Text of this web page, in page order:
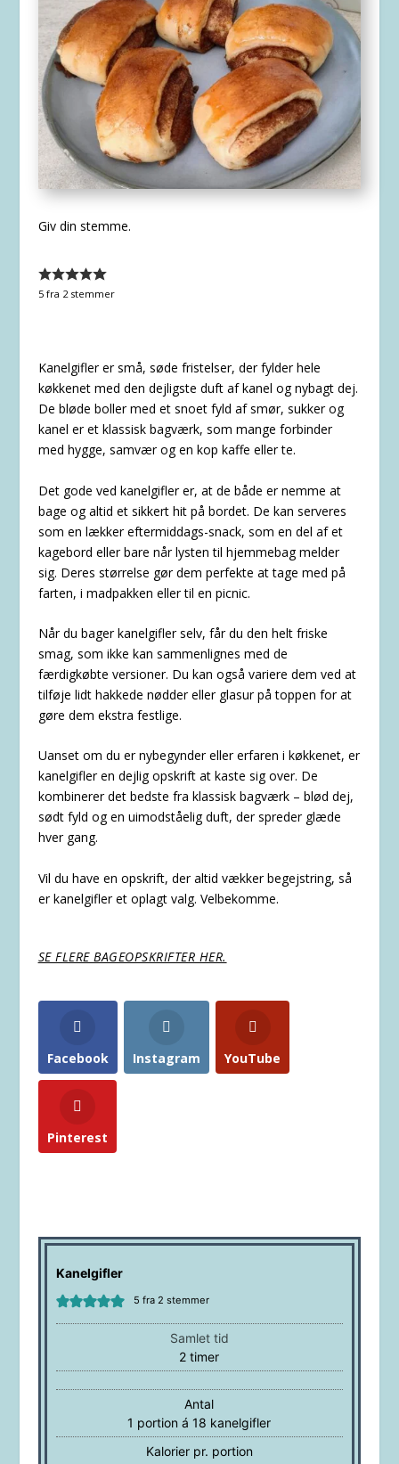
Giv din stemme.
5fra 2stemmer
Kanelgifler er små, søde fristelser, der fylder hele
køkkenet med den dejligste duft af kanel og nybagt dej.
De bløde boller med et snoet fyld af smør, sukker og
kanel er et klassisk bagværk, som mange forbinder
med hygge, samvær og en kop kaffe eller te.
Det gode ved kanelgifler er, at de både er nemme at
bage og altid et sikkert hit på bordet. De kan serveres
som en lækker eftermiddags-snack, som en del af et
kagebord eller bare når lysten til hjemmebag melder
sig. Deres størrelse gør dem perfekte at tage med på
farten, i madpakken eller til en picnic.
Når du bager kanelgifler selv, får du den helt friske
smag, som ikke kan sammenlignes med de
færdigkøbte versioner. Du kan også variere dem ved at
tilføje lidt hakkede nødder eller glasur på toppen for at
gøre dem ekstra festlige.
Uanset om du er nybegynder eller erfaren i køkkenet, er
kanelgifler en dejlig opskrift at kaste sig over. De
kombinerer det bedste fra klassisk bagværk – blød dej,
sødt fyld og en uimodståelig duft, der spreder glæde
hver gang.
Vil du have en opskrift, der altid vækker begejstring, så
er kanelgifler et oplagt valg. Velbekomme.
SE FLERE BAGEOPSKRIFTER HER.
Facebook Instagram YouTube
Pinterest
Kanelgifler
5 fra 2 stemmer
Samlet tid
2timer
timer
Antal
1 portion á 18 kanelgifler
Kalorier pr. portion